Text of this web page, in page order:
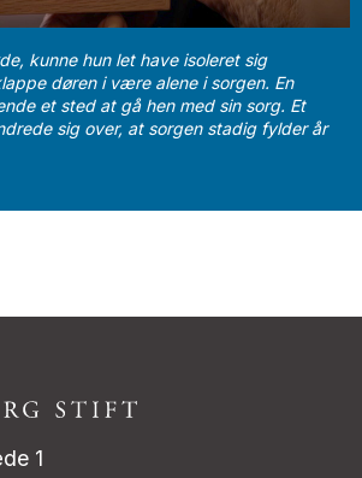
kunne hun let have isoleret sig
døren i være alene i sorgen. En
et sted at gå hen med sin sorg. Et
sig over, at sorgen stadig fylder år
1